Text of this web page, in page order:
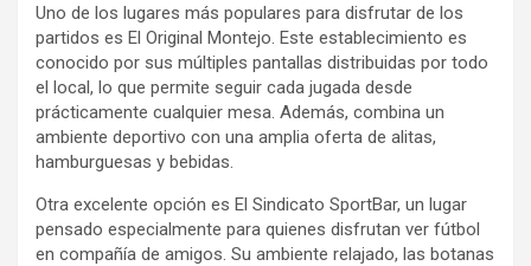
Uno de los lugares más populares para disfrutar de los
partidos es El Original Montejo. Este establecimiento es
conocido por sus múltiples pantallas distribuidas por todo
el local, lo que permite seguir cada jugada desde
prácticamente cualquier mesa. Además, combina un
ambiente deportivo con una amplia oferta de alitas,
hamburguesas y bebidas.
Otra excelente opción es El Sindicato SportBar, un lugar
pensado especialmente para quienes disfrutan ver fútbol
en compañía de amigos. Su ambiente relajado, las botanas